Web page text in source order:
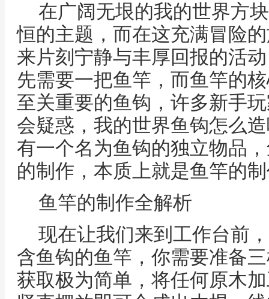
在广阔无垠的我的世界方
恒的主题，而在这充满冒险
来片刻宁静与丰厚回报的活
先需要一把鱼竿，而鱼竿的
至关重要的鱼钩，许多新手
会疑惑，我的世界鱼钩怎么
有一个名为鱼钩的独立物品
的制作，本质上就是鱼竿的
鱼竿的制作全解析
现在让我们来到工作台前
含鱼钩的鱼竿，你需要准备
获取极为简单，将任何原木